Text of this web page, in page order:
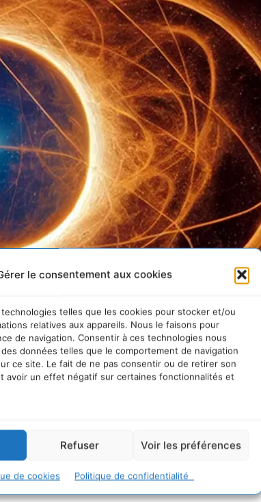
le consentement aux cookies
telles que les cookies pour stocker et/ou
relatives aux appareils. Nous le faisons pour
de navigation. Consentir à ces technologies nous
données telles que le comportement de navigation
ce site. Le fait de ne pas consentir ou de retirer son
avoir un effet négatif sur certaines fonctionnalités et
Refuser Voir les préférences
de cookies Politique de confidentialité
comme source d’énergie sûre et propre